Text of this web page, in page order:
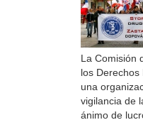
La Comisión
los Derechos
una
vigilancia de
ánimo de